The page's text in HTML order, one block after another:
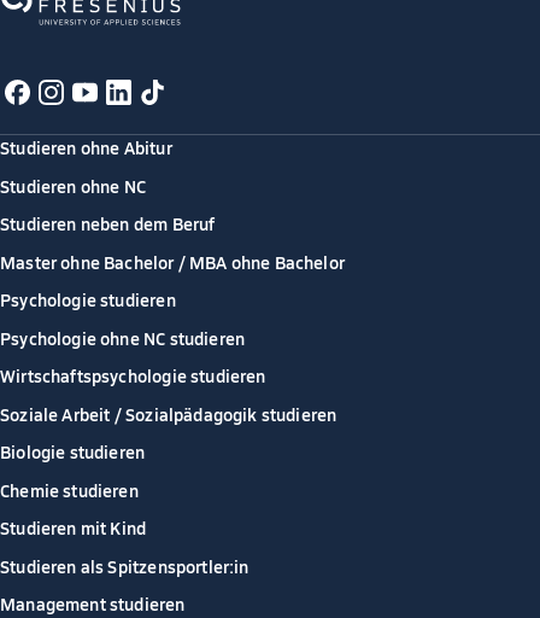
Studieren ohne Abitur
Studieren ohne NC
Studieren neben dem Beruf
Master ohne Bachelor / MBA ohne Bachelor
Psychologie studieren
Psychologie ohne NC studieren
Wirtschaftspsychologie studieren
Soziale Arbeit / Sozialpädagogik studieren
Biologie studieren
Chemie studieren
Studieren mit Kind
Studieren als Spitzensportler:in
Management studieren